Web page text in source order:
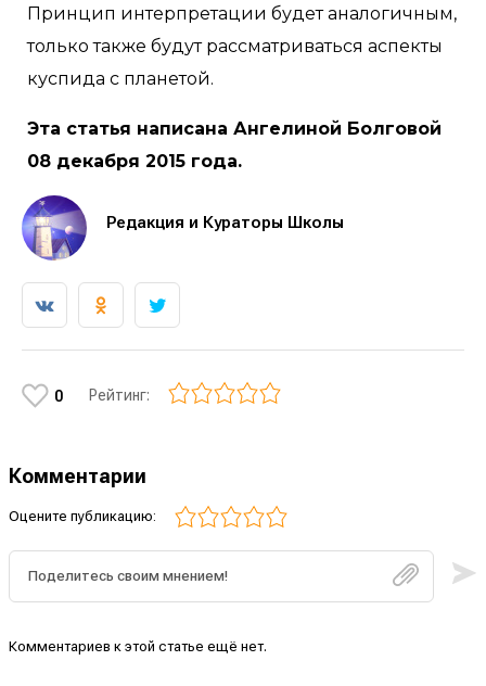
Принцип интерпретации будет аналогичным,
только также будут рассматриваться аспекты
куспида с планетой.
Эта статья написана Ангелиной Болговой
08 декабря 2015 года.
Редакция и Кураторы Школы
0 Рейтинг:
Комментарии
Оцените публикацию:
Комментариев к этой статье ещё нет.